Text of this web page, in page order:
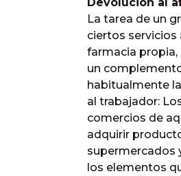
La tarea de un
ciertos servicios
farmacia propia,
un
habitualmente
al trabajador:
comercios de
adquirir
supermercados
los elementos